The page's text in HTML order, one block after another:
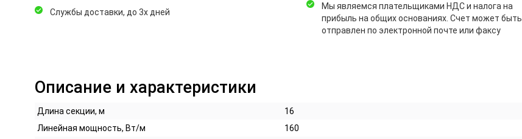
Службы доставки, до 3х дней
Мы являемся плательщиками НДС и налога на
прибыль на общих основаниях. Счет может быть
отправлен по электронной почте или факсу
Описание и характеристики
Длина секции, м
16
Линейная мощность, Вт/м
160